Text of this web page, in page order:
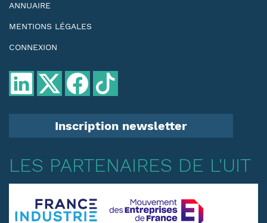
ANNUAIRE
MENTIONS LÉGALES
CONNEXION
Inscription newsletter
LES PARTENAIRES DE L'UIT